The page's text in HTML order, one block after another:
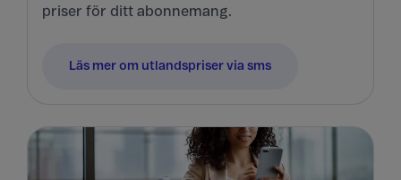
priser för ditt abonnemang.
Läs mer om utlandspriser via sms